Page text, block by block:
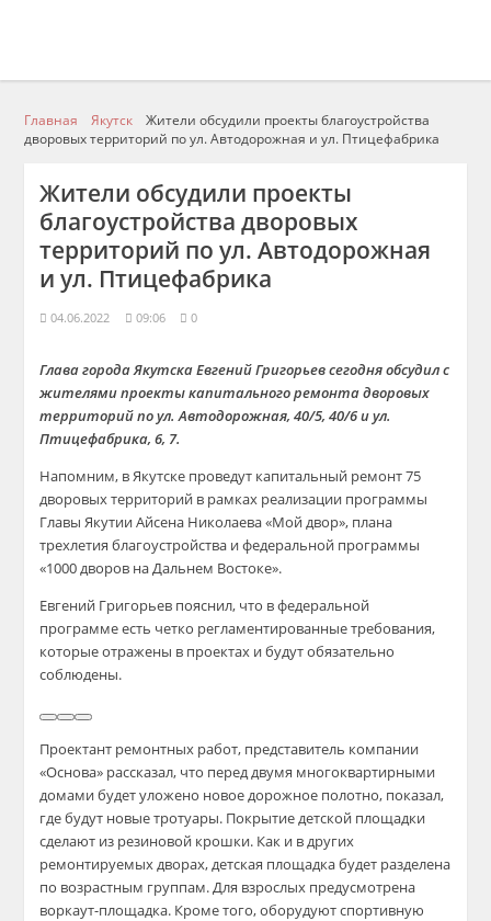
Главная Якутск
Жители обсудили проекты благоустройства
дворовых территорий по ул. Автодорожная и ул. Птицефабрика
Жители обсудили проекты
благоустройства дворовых
территорий по ул. Автодорожная
и ул. Птицефабрика
04.06.2022 09:06 0
Глава города Якутска Евгений Григорьев сегодня обсудил с
жителями проекты капитального ремонта дворовых
территорий по ул. Автодорожная, 40/5, 40/6 и ул.
Птицефабрика, 6, 7.
Напомним, в Якутске проведут капитальный ремонт 75
дворовых территорий в рамках реализации программы
Главы Якутии Айсена Николаева «Мой двор», плана
трехлетия благоустройства и федеральной программы
«1000 дворов на Дальнем Востоке».
Евгений Григорьев пояснил, что в федеральной
программе есть четко регламентированные требования,
которые отражены в проектах и будут обязательно
соблюдены.
Проектант ремонтных работ, представитель компании
«Основа» рассказал, что перед двумя многоквартирными
домами будет уложено новое дорожное полотно, показал,
где будут новые тротуары. Покрытие детской площадки
сделают из резиновой крошки. Как и в других
ремонтируемых дворах, детская площадка будет разделена
по возрастным группам. Для взрослых предусмотрена
воркаут-площадка. Кроме того, оборудуют спортивную